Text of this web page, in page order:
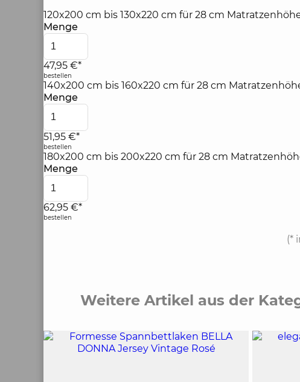
120x200 cm bis 130x220 cm für 28 cm
Menge
47,95 €*
bestellen
140x200 cm bis 160x220 cm für 28 cm
Menge
51,95 €*
bestellen
180x200 cm bis 200x220 cm für 28 cm
Menge
62,95 €*
bestellen
(*
Weitere Artikel aus der